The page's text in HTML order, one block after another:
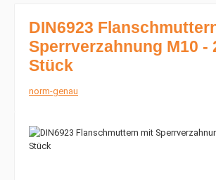
DIN6923
Sperrverzahnung M10 -
Stück
norm-genau
Bildergalerie überspringen